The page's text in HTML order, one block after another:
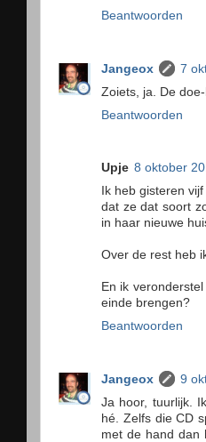
Beantwoorden
Jangeox
7
Zoiets, ja. De
Beantwoorden
Upje 8 oktober
Ik heb gisteren
dat ze dat soort
in haar nieuwe
Over de rest heb
En ik
einde brengen?
Beantwoorden
Jangeox
9
Ja hoor, tuurlijk.
hé. Zelfs die CD
met de hand dan